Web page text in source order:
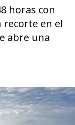
horas con
recorte en el
abre una